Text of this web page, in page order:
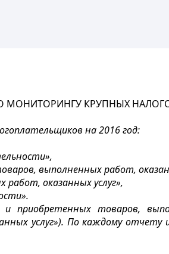
МОНИТОРИНГУ КРУПНЫХ
на 2016 год:
выполненных работ,
оказанных услуг»,
товаров,
услуг»). По каждому